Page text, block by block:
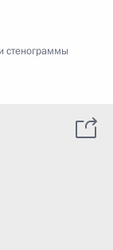
стенограммы